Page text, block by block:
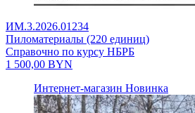
ИМ.3.2026.01234
Пиломатериалы (220 единиц)
Справочно по курсу НБРБ
1 500,00 BYN
Интернет-магазин Новинка